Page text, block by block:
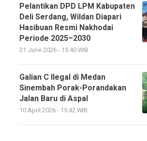
Pelantikan DPD LPM Kabupaten
Deli Serdang, Wildan Diapari
Hasibuan Resmi Nakhodai
Periode 2025–2030
21 June 2026 - 15:40 WIB
Galian C Ilegal di Medan
Sinembah Porak-Porandakan
Jalan Baru di Aspal
10 April 2026 - 15:42 WIB